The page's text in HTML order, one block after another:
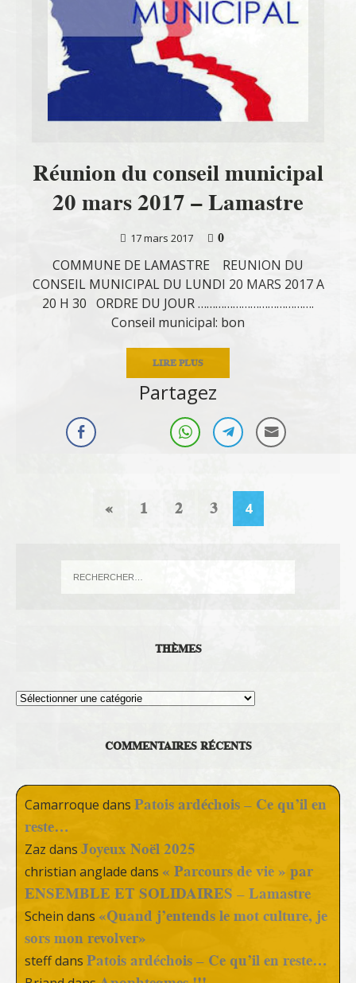
Réunion du conseil municipal
20 mars 2017 – Lamastre
17 mars 2017
0
COMMUNE DE LAMASTRE REUNION DU
CONSEIL MUNICIPAL DU LUNDI 20 MARS 2017 A
20 H 30 ORDRE DU JOUR ………………………………….
Conseil municipal: bon
LIRE PLUS
Partagez
« 1 2 3 4
THÈMES
Thèmes
COMMENTAIRES RÉCENTS
Camarroque dans Patois ardéchois – Ce qu’il en
reste…
Zaz dans Joyeux Noël 2025
christian anglade dans « Parcours de vie » par
ENSEMBLE ET SOLIDAIRES – Lamastre
Schein dans «Quand j’entends le mot culture, je
sors mon revolver»
steffdans Patois ardéchois – Ce qu’il en reste…